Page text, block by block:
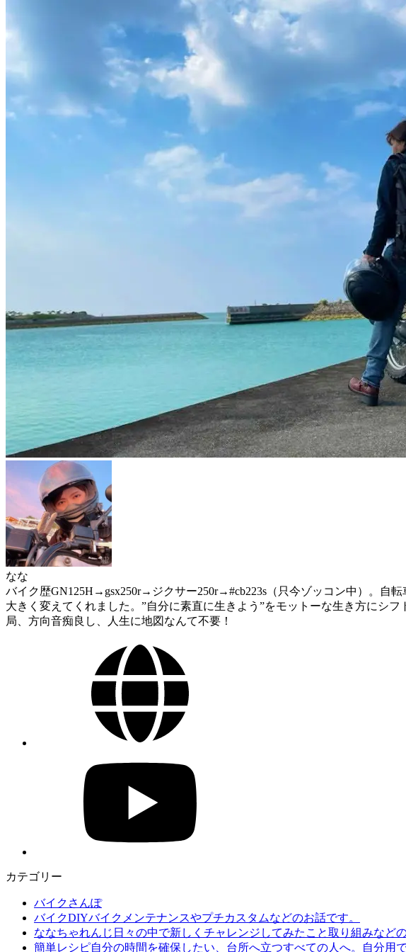
なな
バイク歴GN125H→gsx250r→ジクサー250r→#cb223s（只今ゾッコン中）。自
大きく変えてくれました。”自分に素直に生きよう”をモットーな生き方にシ
局、方向音痴良し、人生に地図なんて不要！
カテゴリー
バイクさんぽ
バイクDIYバイクメンテナンスやプチカスタムなどのお話です。
ななちゃれんじ 日々の中で新しくチャレンジしてみたこと取り組みなどの
簡単レシピ自分の時間を確保したい、台所へ立つすべての人へ。自分用